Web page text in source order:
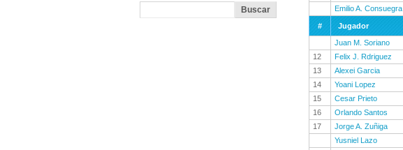
Emilio A. Consuegra
# Jugador
Juan M. Soriano
12
Felix J. Rdriguez
13
Alexei Garcia
14
Yoani Lopez
15
Cesar Prieto
16
Orlando Santos
17
Jorge A. Zuñiga
Yusniel Lazo